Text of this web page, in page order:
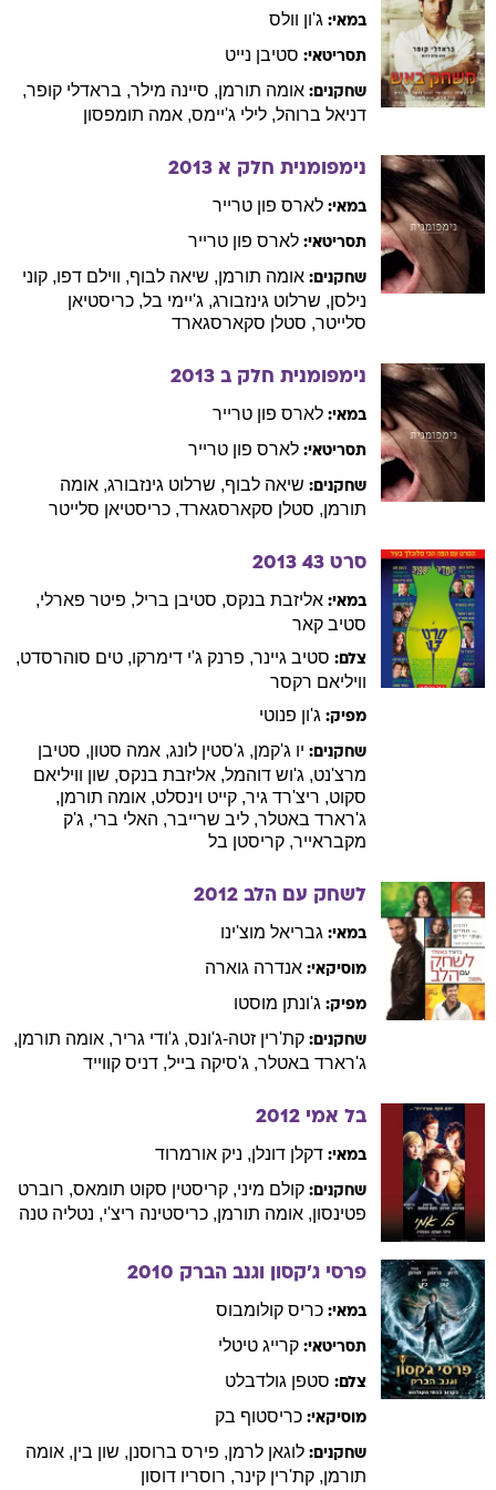
במאי: ג'ון וולס
תסריטאי: סטיבן נייט
שחקנים: אומה תורמן, סיינה מילר, בראדלי קופר,
דניאל ברוהל, לילי ג'יימס, אמה תומפסון
נימפומנית חלק א 2013
במאי: לארס פון טרייר
תסריטאי: לארס פון טרייר
שחקנים: אומה תורמן, שיאה לבוף, ווילם דפו, קוני
נילסן, שרלוט גינזבורג, ג'יימי בל, כריסטיאן
סלייטר, סטלן סקארסגארד
נימפומנית חלק ב 2013
במאי: לארס פון טרייר
תסריטאי: לארס פון טרייר
שחקנים: שיאה לבוף, שרלוט גינזבורג, אומה
תורמן, סטלן סקארסגארד, כריסטיאן סלייטר
סרט 43 2013
במאי: אליזבת בנקס, סטיבן בריל, פיטר פארלי,
סטיב קאר
צלם: סטיב גיינר, פרנק ג'י דימרקו, טים סוהרסדט,
וויליאם רקסר
מפיק: ג'ון פנוטי
שחקנים: יו ג'קמן, ג'סטין לונג, אמה סטון, סטיבן
מרצ'נט, ג'וש דוהמל, אליזבת בנקס, שון וויליאם
סקוט, ריצ'רד גיר, קייט וינסלט, אומה תורמן,
ג'רארד באטלר, ליב שרייבר, האלי ברי, ג'ק
מקבראייר, קריסטן בל
לשחק עם הלב 2012
במאי: גבריאל מוצ'ינו
מוסיקאי: אנדרה גוארה
מפיק: ג'ונתן מוסטו
שחקנים: קת'רין זטה-ג'ונס, ג'ודי גריר, אומה תורמן,
ג'רארד באטלר, ג'סיקה בייל, דניס קווייד
בל אמי 2012
במאי: דקלן דונלן, ניק אורמרוד
שחקנים: קולם מיני, קריסטין סקוט תומאס, רוברט
פטינסון, אומה תורמן, כריסטינה ריצ'י, נטליה טנה
פרסי ג'קסון וגנב הברק 2010
במאי: כריס קולומבוס
תסריטאי: קרייג טיטלי
צלם: סטפן גולדבלט
מוסיקאי: כריסטוף בק
שחקנים: לוגאן לרמן, פירס ברוסנן, שון בין, אומה
תורמן, קת'רין קינר, רוסריו דוסון